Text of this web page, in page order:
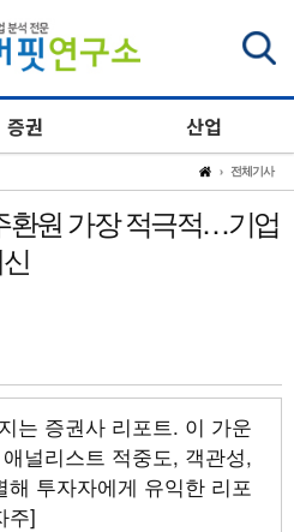
증권 산업
전체기사
환원 가장 적극적…기업
는 증권사 리포트. 이 가운
널리스트 적중도, 객관성,
투자자에게 유익한 리포
주]
검색